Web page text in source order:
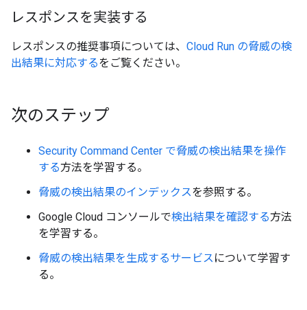
レスポンスを実装する
レスポンスの推奨事項については、 Cloud Run の脅威の検
出結果に対応するをご覧ください。
次のステップ
Security Command Center で脅威の検出結果を操作
する方法を学習する。
脅威の検出結果のインデックスを参照する。
Google Cloud コンソールで検出結果を確認する方法
を学習する。
脅威の検出結果を生成するサービスについて学習す
る。